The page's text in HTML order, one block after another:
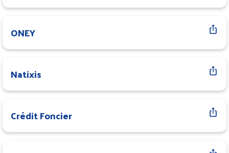
ONEY
Natixis
Crédit Foncier